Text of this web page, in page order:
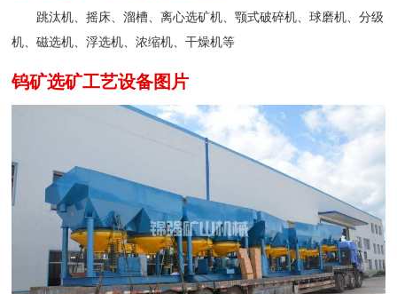
跳汰机、摇床、溜槽、离心选矿机、颚式破碎机、球磨机、分级
机、磁选机、浮选机、浓缩机、干燥机等
钨矿选矿工艺设备图片